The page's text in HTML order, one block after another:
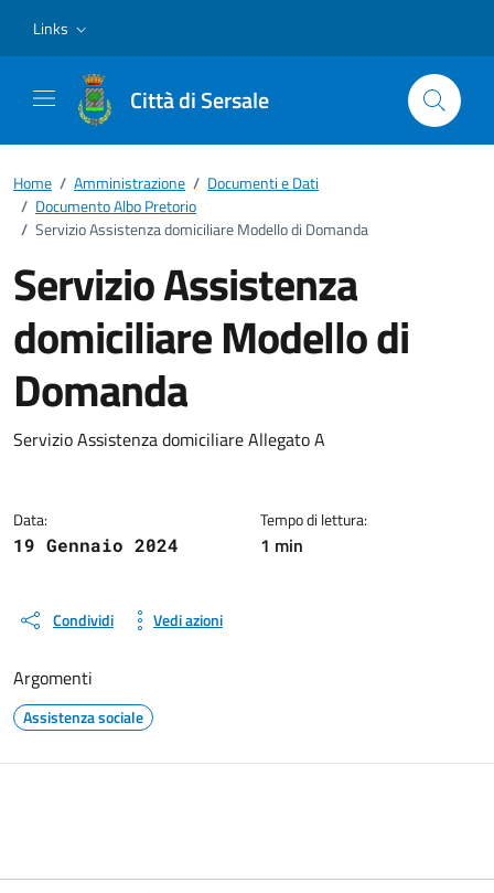
Links
Città di Sersale
Home / Amministrazione / Documenti e Dati
/ Documento Albo Pretorio
/ Servizio Assistenza domiciliare Modello di Domanda
Servizio Assistenza
domiciliare Modello di
Domanda
Dettagli del documento
Servizio Assistenza domiciliare Allegato A
Data:
19 Gennaio 2024
Tempo di lettura:
1 min
Condividi Vedi azioni
Argomenti
Assistenza sociale